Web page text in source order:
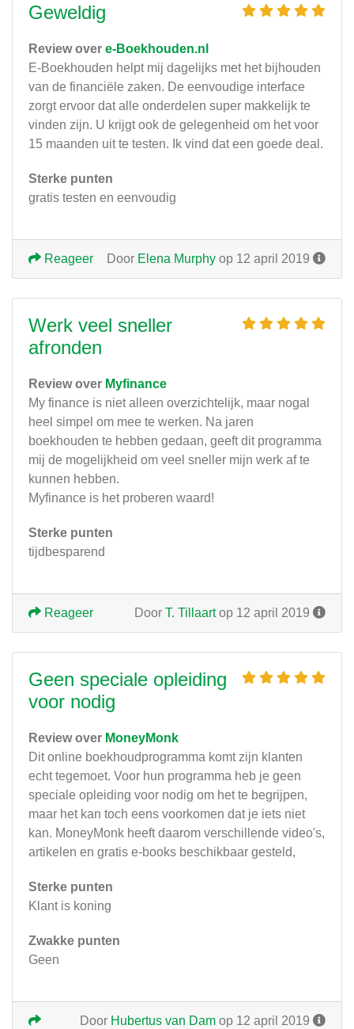
Geweldig
Review over e-Boekhouden.nl
E-Boekhouden helpt mij dagelijks met het bijhouden
van de financiële zaken. De eenvoudige interface
zorgt ervoor dat alle onderdelen super makkelijk te
vinden zijn. U krijgt ook de gelegenheid om het voor
15 maanden uit te testen. Ik vind dat een goede deal.
Sterke punten
gratis testen en eenvoudig
Door Elena Murphy op 12 april 2019
Reageer
Werk veel sneller
afronden
Review over Myfinance
My finance is niet alleen overzichtelijk, maar nogal
heel simpel om mee te werken. Na jaren
boekhouden te hebben gedaan, geeft dit programma
mij de mogelijkheid om veel sneller mijn werk af te
kunnen hebben.
Myfinance is het proberen waard!
Sterke punten
tijdbesparend
Door T. Tillaartop 12 april 2019
Reageer
Geen speciale opleiding
voor nodig
Review over MoneyMonk
Dit online boekhoudprogramma komt zijn klanten
echt tegemoet. Voor hun programma heb je geen
speciale opleiding voor nodig om het te begrijpen,
maar het kan toch eens voorkomen dat je iets niet
kan. MoneyMonk heeft daarom verschillende video's,
artikelen en gratis e-books beschikbaar gesteld,
Sterke punten
Klant is koning
Zwakke punten
Geen
Door Hubertus van Dam op 12 april 2019